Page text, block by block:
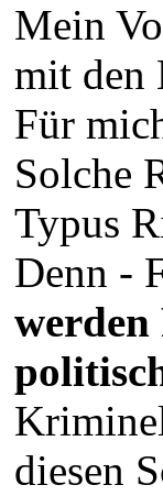
Mein
mit den
Für
Solche
Typus
Denn -
werden
diesen